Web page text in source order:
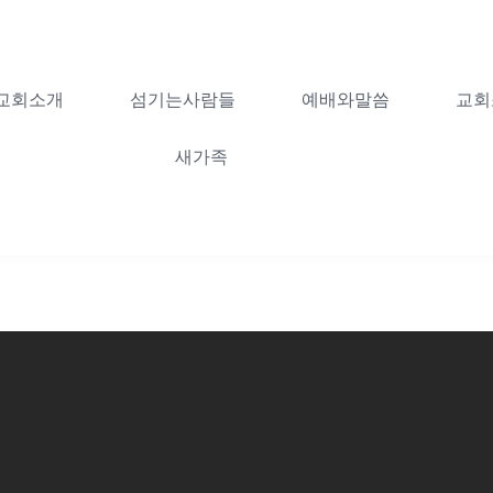
회소개 섬기는사람들 예배와말씀 교
새가족